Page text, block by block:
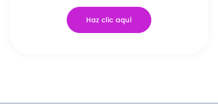
Haz clic aquí